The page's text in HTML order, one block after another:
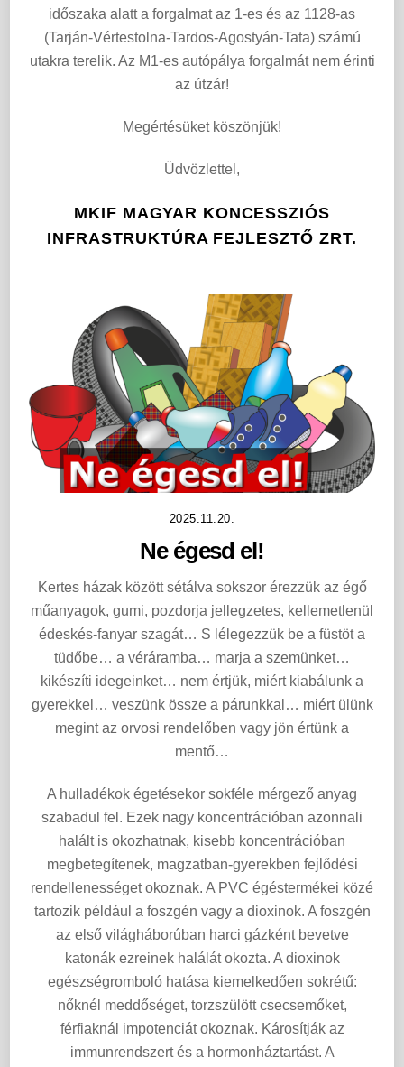
időszaka alatt a forgalmat az 1-es és az 1128-as
(Tarján-Vértestolna-Tardos-Agostyán-Tata) számú
utakra terelik. Az M1-es autópálya forgalmát nem érinti
az útzár!
Megértésüket köszönjük!
Üdvözlettel,
MKIF MAGYAR KONCESSZIÓS
INFRASTRUKTÚRA FEJLESZTŐ ZRT.
2025.11.20.
Ne égesd el!
Kertes házak között sétálva sokszor érezzük az égő
műanyagok, gumi, pozdorja jellegzetes, kellemetlenül
édeskés-fanyar szagát… S lélegezzük be a füstöt a
tüdőbe… a véráramba… marja a szemünket…
kikészíti idegeinket… nem értjük, miért kiabálunk a
gyerekkel… veszünk össze a párunkkal… miért ülünk
megint az orvosi rendelőben vagy jön értünk a
mentő…
A hulladékok égetésekor sokféle mérgező anyag
szabadul fel. Ezek nagy koncentrációban azonnali
halált is okozhatnak, kisebb koncentrációban
megbetegítenek, magzatban-gyerekben fejlődési
rendellenességet okoznak. A PVC égéstermékei közé
tartozik például a foszgén vagy a dioxinok. A foszgén
az első világháborúban harci gázként bevetve
katonák ezreinek halálát okozta. A dioxinok
egészségromboló hatása kiemelkedően sokrétű:
nőknél meddőséget, torzszülött csecsemőket,
férfiaknál impotenciát okoznak. Károsítják az
immunrendszert és a hormonháztartást. A